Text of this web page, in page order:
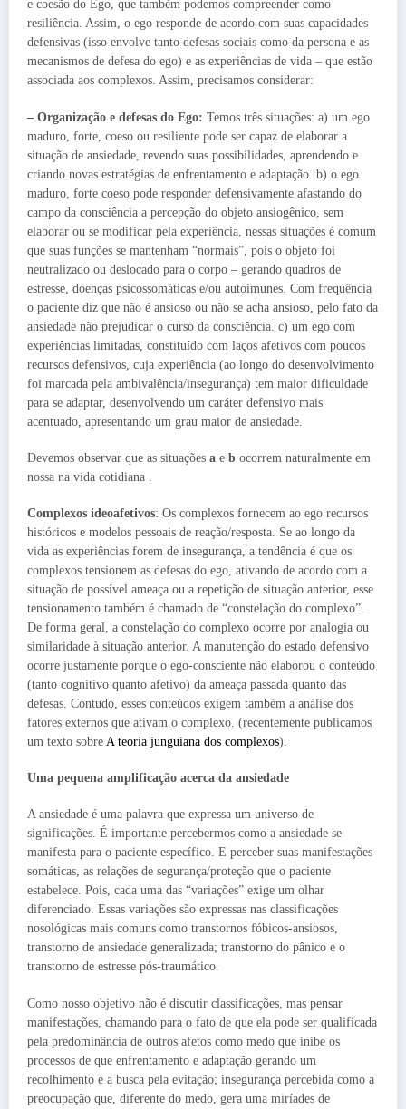
e coesão do Ego, que também podemos compreender como
resiliência. Assim, o ego responde de acordo com suas capacidades
defensivas (isso envolve tanto defesas sociais como da persona e as
mecanismos de defesa do ego) e as experiências de vida – que estão
associada aos complexos. Assim, precisamos considerar:
– Organização e defesas do Ego: Temos três situações: a) um ego
maduro, forte, coeso ou resiliente pode ser capaz de elaborar a
situação de ansiedade, revendo suas possibilidades, aprendendo e
criando novas estratégias de enfrentamento e adaptação. b) o ego
maduro, forte coeso pode responder defensivamente afastando do
campo da consciência a percepção do objeto ansiogênico, sem
elaborar ou se modificar pela experiência, nessas situações é comum
que suas funções se mantenham “normais”, pois o objeto foi
neutralizado ou deslocado para o corpo – gerando quadros de
estresse, doenças psicossomáticas e/ou autoimunes. Com frequência
o paciente diz que não é ansioso ou não se acha ansioso, pelo fato da
ansiedade não prejudicar o curso da consciência. c) um ego com
experiências limitadas, constituído com laços afetivos com poucos
recursos defensivos, cuja experiência (ao longo do desenvolvimento
foi marcada pela ambivalência/insegurança) tem maior dificuldade
para se adaptar, desenvolvendo um caráter defensivo mais
acentuado, apresentando um grau maior de ansiedade.
Devemos observar que as situações a e b ocorrem naturalmente em
nossa na vida cotidiana .
Complexos ideoafetivos: Os complexos fornecem ao ego recursos
históricos e modelos pessoais de reação/resposta. Se ao longo da
vida as experiências forem de insegurança, a tendência é que os
complexos tensionem as defesas do ego, ativando de acordo com a
situação de possível ameaça ou a repetição de situação anterior, esse
tensionamento também é chamado de “constelação do complexo”.
De forma geral, a constelação do complexo ocorre por analogia ou
similaridade à situação anterior. A manutenção do estado defensivo
ocorre justamente porque o ego-consciente não elaborou o conteúdo
(tanto cognitivo quanto afetivo) da ameaça passada quanto das
defesas. Contudo, esses conteúdos exigem também a análise dos
fatores externos que ativam o complexo. (recentemente publicamos
um texto sobre A teoria junguiana dos complexos).
Uma pequena amplificação acerca da ansiedade
A ansiedade é uma palavra que expressa um universo de
significações. É importante percebermos como a ansiedade se
manifesta para o paciente específico. E perceber suas manifestações
somáticas, as relações de segurança/proteção que o paciente
estabelece. Pois, cada uma das “variações” exige um olhar
diferenciado. Essas variações são expressas nas classificações
nosológicas mais comuns como transtornos fóbicos-ansiosos,
transtorno de ansiedade generalizada; transtorno do pânico e o
transtorno de estresse pós-traumático.
Como nosso objetivo não é discutir classificações, mas pensar
manifestações, chamando para o fato de que ela pode ser qualificada
pela predominância de outros afetos como medo que inibe os
processos de que enfrentamento e adaptação gerando um
recolhimento e a busca pela evitação; insegurança percebida como a
preocupação que, diferente do medo, gera uma miríades de